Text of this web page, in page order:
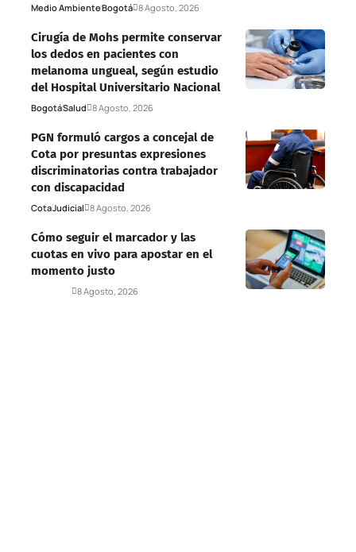
Medio AmbienteBogotá 8 Agosto, 2026
Cirugía de Mohs permite conservar
los dedos en pacientes con
melanoma ungueal, según estudio
del Hospital Universitario Nacional
BogotáSalud 8 Agosto, 2026
PGN formuló cargos a concejal de
Cota por presuntas expresiones
discriminatorias contra trabajador
con discapacidad
CotaJudicial 8 Agosto, 2026
Cómo seguir el marcador y las
cuotas en vivo para apostar en el
momento justo
8 Agosto, 2026